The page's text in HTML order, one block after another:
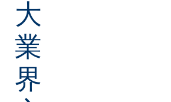
大
業
界